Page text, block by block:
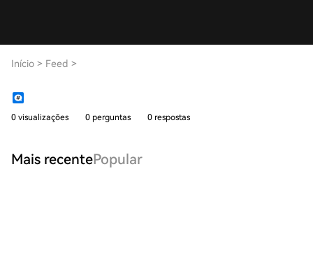
Início > Feed >
0 visualizações 0 perguntas 0 respostas
Mais recentePopular